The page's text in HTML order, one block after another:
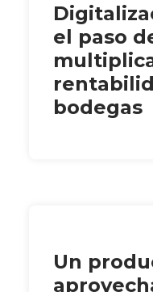
el paso
bodegas
Un